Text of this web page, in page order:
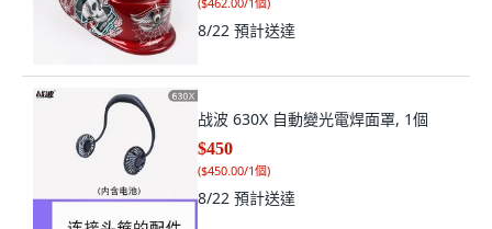
8/22 預計送達
战波 630X 自動變光電焊面罩, 1個
$450
($450.00/1個)
8/22 預計送達